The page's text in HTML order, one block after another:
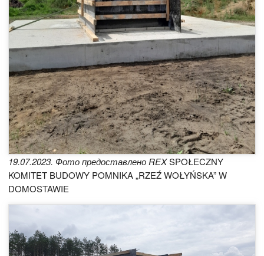
19.07.2023. Фото предоставлено REXSPOŁECZNY
KOMITET BUDOWY POMNIKA „RZEŹ WOŁYŃSKA” W
DOMOSTAWIE